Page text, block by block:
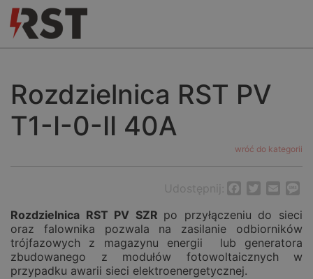
Rozdzielnica RST PV
T1-I-0-II 40A
wróć do kategorii
Udostępnij: Facebook
Twitter
Email
Rozdzielnica RST PV SZR po przyłączeniu do sieci
oraz falownika pozwala na zasilanie odbiorników
trójfazowych z magazynu energii lub generatora
zbudowanego z modułów fotowoltaicznych w
przypadku awarii sieci elektroenergetycznej.